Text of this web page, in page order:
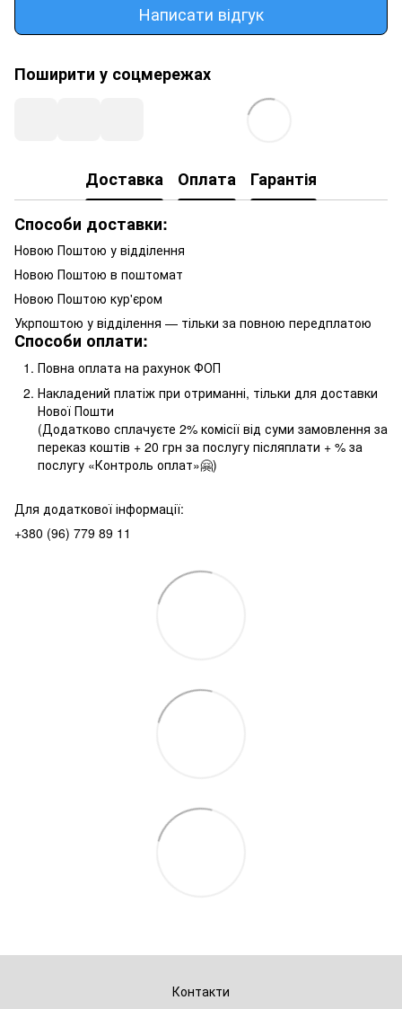
Написати відгук
Поширити у соцмережах
Доставка Оплата
Гарантія
Способи доставки:
Новою Поштою у відділення
Новою Поштою в поштомат
Новою Поштою кур'єром
Укрпоштою у відділення — тільки за повною передплатою
Способи оплати:
Повна оплата на рахунок ФОП
Накладений платіж при отриманні, тільки для доставки
Нової Пошти
(Додатково сплачуєте 2% комісії від суми замовлення за
переказ коштів + 20 грн за послугу післяплати + % за
послугу «Контроль оплат»🤗)
Для додаткової інформації:
+380 (96) 779 89 11
Контакти